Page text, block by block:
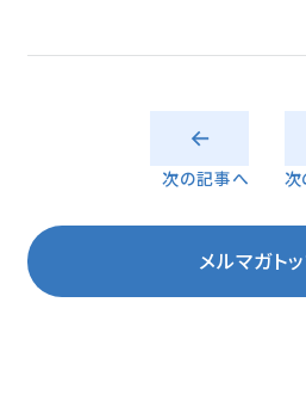
次の記事へ 次
メルマガト